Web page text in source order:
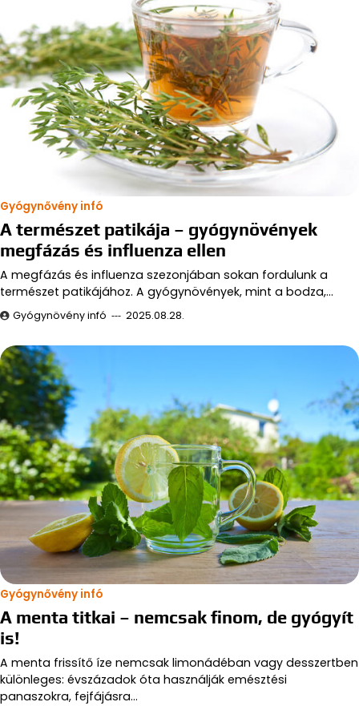
Gyógynővény infó
A természet patikája – gyógynövények
megfázás és influenza ellen
A megfázás és influenza szezonjában sokan fordulunk a
természet patikájához. A gyógynövények, mint a bodza,…
Gyógynövény infó 2025.08.28.
Gyógynővény infó
A menta titkai – nemcsak finom, de gyógyít
is!
A menta frissítő íze nemcsak limonádéban vagy desszertben
különleges: évszázadok óta használják emésztési
panaszokra, fejfájásra…